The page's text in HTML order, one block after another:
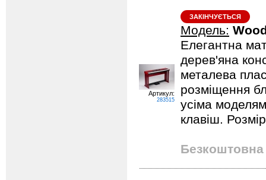
Артикул:
283515
ЗАКІНЧУЄТЬСЯ
Модель:
Елегантна
дерев'яна
металева
розміщення
усіма
клавіш.
Безкоштовна